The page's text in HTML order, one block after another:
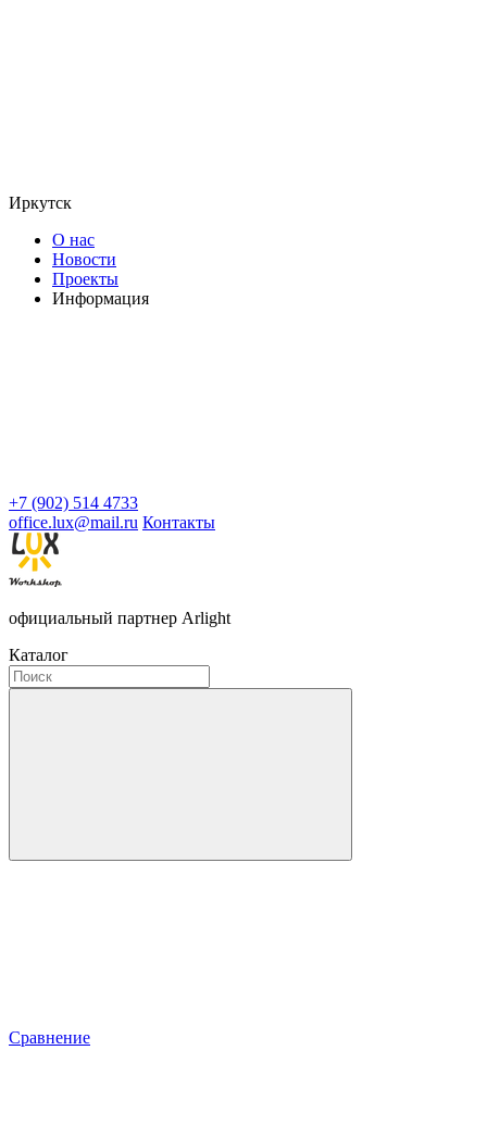
Иркутск
О нас
Новости
Проекты
Информация
+7 (902) 514 4733
office.lux@mail.ru Контакты
официальный партнер Arlight
Каталог
Сравнение